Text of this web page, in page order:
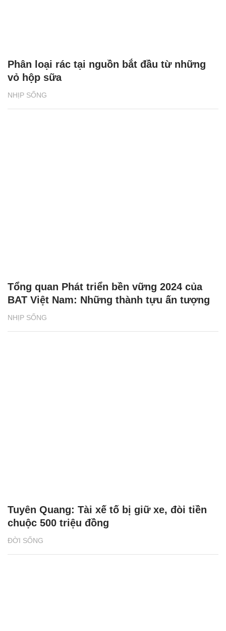
NHỊP SỐNG
Phân loại rác tại nguồn bắt đầu từ những
vỏ hộp sữa
NHỊP SỐNG
Tổng quan Phát triển bền vững 2024 của
BAT Việt Nam: Những thành tựu ấn tượng
ĐỜI SỐNG
Tuyên Quang: Tài xế tố bị giữ xe, đòi tiền
chuộc 500 triệu đồng